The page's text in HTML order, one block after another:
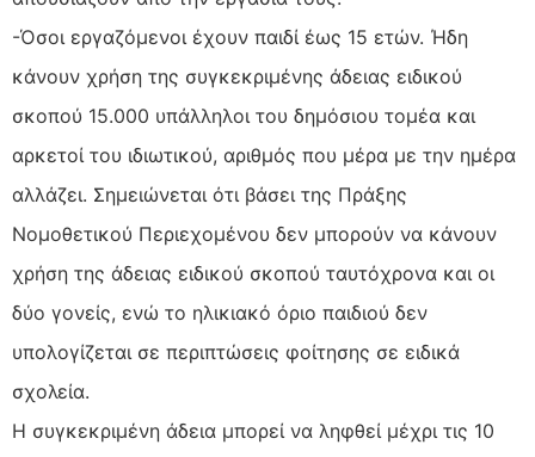
-Όσοι εργαζόμενοι έχουν παιδί έως 15 ετών. Ήδη
κάνουν χρήση της συγκεκριμένης άδειας ειδικού
σκοπού 15.000 υπάλληλοι του δημόσιου τομέα και
αρκετοί του ιδιωτικού, αριθμός που μέρα με την ημέρα
αλλάζει. Σημειώνεται ότι βάσει της Πράξης
Νομοθετικού Περιεχομένου δεν μπορούν να κάνουν
χρήση της άδειας ειδικού σκοπού ταυτόχρονα και οι
δύο γονείς, ενώ το ηλικιακό όριο παιδιού δεν
υπολογίζεται σε περιπτώσεις φοίτησης σε ειδικά
σχολεία.
Η συγκεκριμένη άδεια μπορεί να ληφθεί μέχρι τις 10